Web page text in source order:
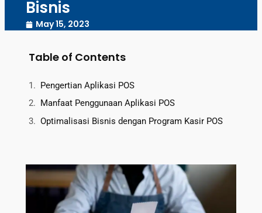
Bisnis
May 15, 2023
Table of Contents
Pengertian Aplikasi POS
Manfaat Penggunaan Aplikasi POS
Optimalisasi Bisnis dengan Program Kasir POS